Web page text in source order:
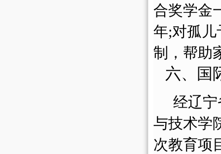
合奖学金
年;对孤
制，帮助
六、国
经辽
与技术学
次教育项